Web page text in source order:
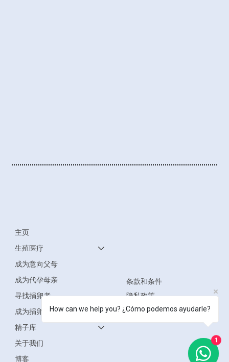
主页
生殖医疗
成为意向父母
成为代孕母亲
寻找捐卵者
成为捐卵者
精子库
关于我们
博客
条款和条件
隐私政策
无障碍声明
How can we help you? ¿Cómo podemos ayudarle?
1